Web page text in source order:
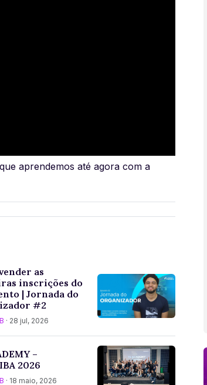
aprendemos até agora com a
as
inscrições do
| Jornada do
#2
· 28 jul, 2026
–
2026
· 18 maio, 2026